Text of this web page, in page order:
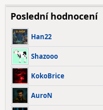
Poslední hodnocení
Han22
Shazooo
KokoBrice
AuroN